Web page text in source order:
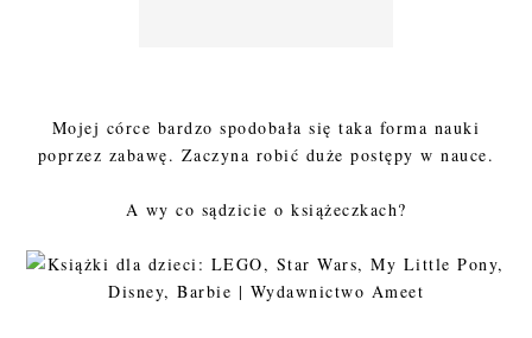
Mojej córce bardzo spodobała się taka forma nauki
poprzez zabawę. Zaczyna robić duże postępy w nauce.
A wy co sądzicie o książeczkach?